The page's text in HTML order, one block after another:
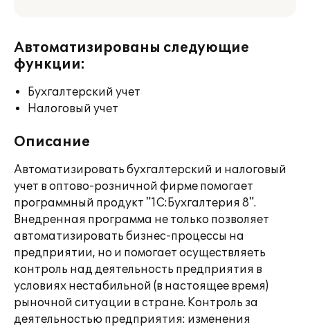
Автоматизированы следующие
функции:
Бухгалтерский учет
Налоговый учет
Описание
Автоматизировать бухгалтерский и налоговый
учет в оптово-розничной фирме помогает
программный продукт "1С:Бухгалтерия 8".
Внедренная программа не только позволяет
автоматизировать бизнес-процессы на
предприятии, но и помогает осуществляеть
контроль над деятельность предприятия в
условиях нестабильной (в настоящее время)
рыночной ситуации в стране. Контроль за
деятельностью предприятия: изменения